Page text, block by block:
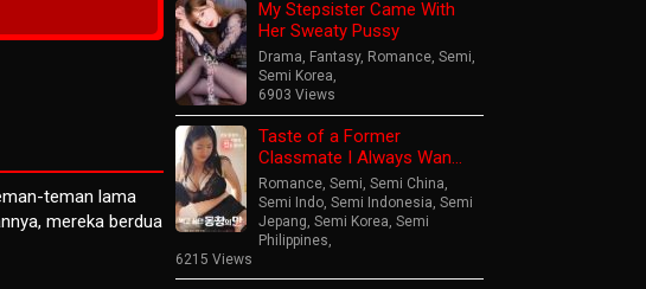
teman lama
mereka berdua
My Stepsister Came With
Her Sweaty Pussy
Drama Fantasy, Romance Semi
Semi Korea
6903 Views
Taste of a Former
Classmate I Always Wan…
Romance Semi Semi China
Semi Indo Semi Indonesia Semi
Jepang Semi Korea Semi
Philippines
6215 Views